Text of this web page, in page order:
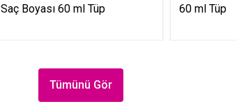
Saç Boyası 60 ml Tüp
60 ml Tüp
Tümünü Gör